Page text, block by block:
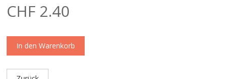
CHF 2.40
In den Warenkorb